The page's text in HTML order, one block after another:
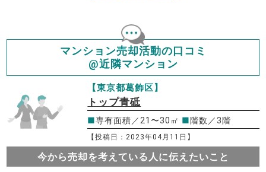
マンション売却活動の口コミ
@近隣マンション
【東京都葛飾区】
トップ青砥
■専有面積／21〜30㎡ ■階数／3階
【投稿日：2023年04月11日】
今から売却を考えている人に伝えたいこと